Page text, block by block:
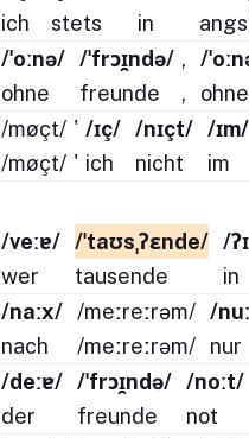
ich
stets
in
/ˈoːnə/
ohne
/ˈfrɔɪ̯ndə/
freunde
,
,
/
ohne
/møçt/
/møçt/
'
'
/ɪç/
ich
/nɪçt/
nicht
/ɪm/
im
/veːɐ/
wer
/ˈtaʊsˌʔɛnde/
tausende
/
in
/naːx/
nach
/meːreːrəm/
/meːreːrəm/
/
nur
/deːɐ/
der
/ˈfrɔɪ̯ndə/
freunde
/noːt/
not